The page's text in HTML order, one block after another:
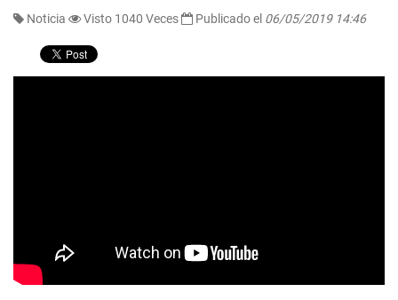
Noticia Visto 1040 Veces Publicado el 06/05/2019 14:46